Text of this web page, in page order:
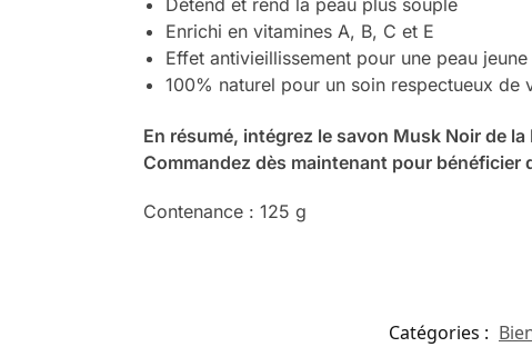
Enrichi en vitamines A, B, C et E
Effet antivieillissement pour une peau
100% naturel pour un soin respectueux de
En résumé, intégrez le savon Musk Noir de
Commandez dès maintenant pour bénéficier
Contenance : 125 g
Catégories :